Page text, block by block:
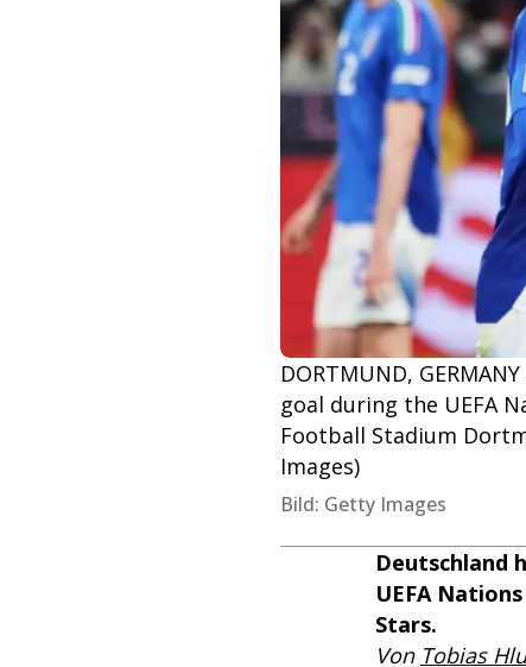
DORTMUND,
goal during the UEFA
Football Stadium
Images)
Bild: Getty Images
Deutschland
UEFA
Stars.
Von Tobias